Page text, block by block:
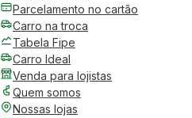
Parcelamento no cartão
Carro na troca
Tabela Fipe
Carro Ideal
Venda para lojistas
Quem somos
Nossas lojas